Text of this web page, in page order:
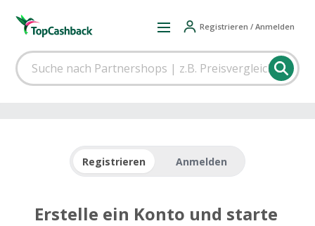
Registrieren / Anmelden
Registrieren Anmelden
Erstelle ein Konto und starte